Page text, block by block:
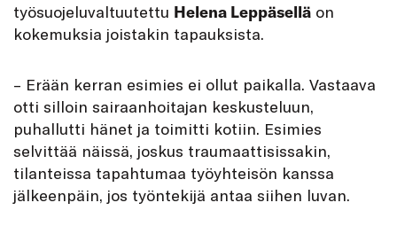
työsuojeluvaltuutettu Helena Leppäsellä on
kokemuksia joistakin tapauksista.
– Erään kerran esimies ei ollut paikalla. Vastaava
otti silloin sairaanhoitajan keskusteluun,
puhallutti hänet ja toimitti kotiin. Esimies
selvittää näissä, joskus traumaattisissakin,
tilanteissa tapahtumaa työyhteisön kanssa
jälkeenpäin, jos työntekijä antaa siihen luvan.